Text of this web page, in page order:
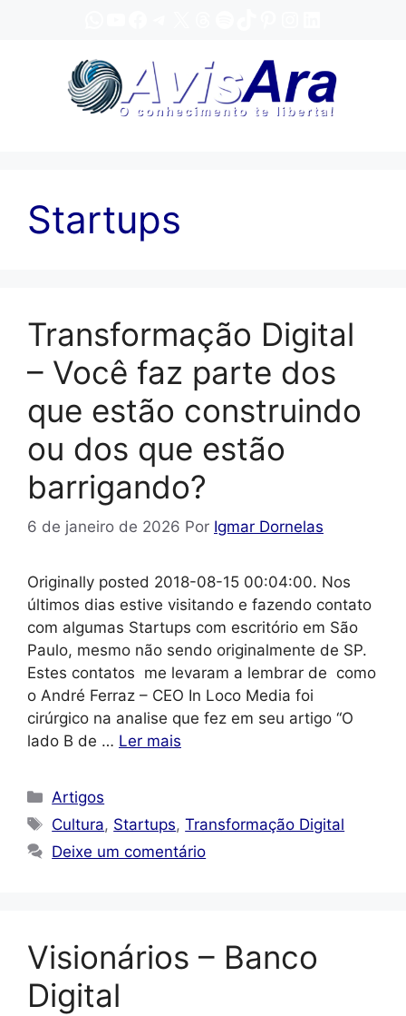
Startups
Transformação Digital
– Você faz parte dos
que estão construindo
ou dos que estão
barrigando?
6 de janeiro de 2026 Por Igmar Dornelas
Originally posted 2018-08-15 00:04:00. Nos
últimos dias estive visitando e fazendo contato
com algumas Startups com escritório em São
Paulo, mesmo não sendo originalmente de SP.
Estes contatos me levaram a lembrar de como
o André Ferraz – CEO In Loco Media foi
cirúrgico na analise que fez em seu artigo “O
lado B de … Ler mais
Categorias
Artigos
Tags
Cultura, Startups,Transformação Digital
Deixe um comentário
Visionários – Banco
Digital